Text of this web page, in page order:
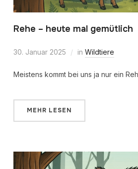
Rehe – heute mal gemütlich
30. Januar 2025 in Wildtiere
Meistens kommt bei uns ja nur ein
MEHR LESEN